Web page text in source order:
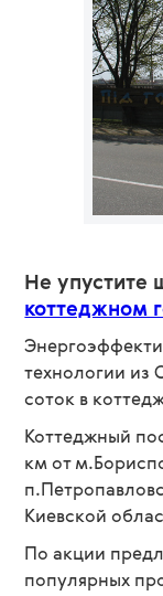
Не упустите
коттеджном
технологии из
соток в
Коттеджный
км от
Киевской
По акции
популярных